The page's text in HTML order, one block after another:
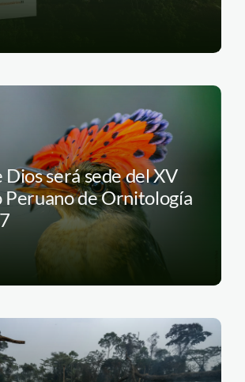
será sede del XV
Peruano de Ornitología